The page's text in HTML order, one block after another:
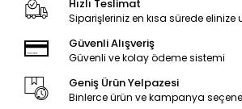
Hızlı Teslimat
Siparişleriniz en kısa sürede elinize
Güvenli Alışveriş
Güvenli ve kolay ödeme sistemi
Geniş Ürün Yelpazesi
Binlerce ürün ve kampanya